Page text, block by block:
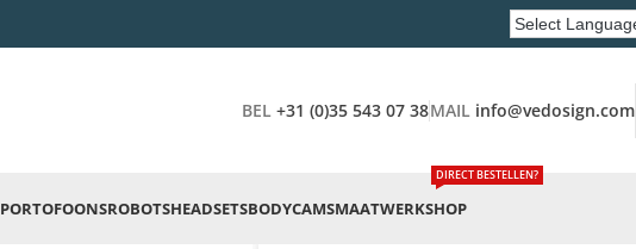
BEL +31 (0)35 543 07 38MAIL info@vedosign.com
PORTOFOONSROBOTSHEADSETSBODYCAMSMAATWERKSHOP
DIRECT BESTELLEN?